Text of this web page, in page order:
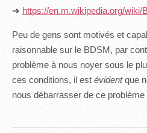
➜ https://en.m.wikipedia.org/wiki/
Peu de gens sont motivés et
raisonnable sur le BDSM, par
problème à nous noyer sous le
ces conditions, il est évidentque
nous débarrasser de ce problème